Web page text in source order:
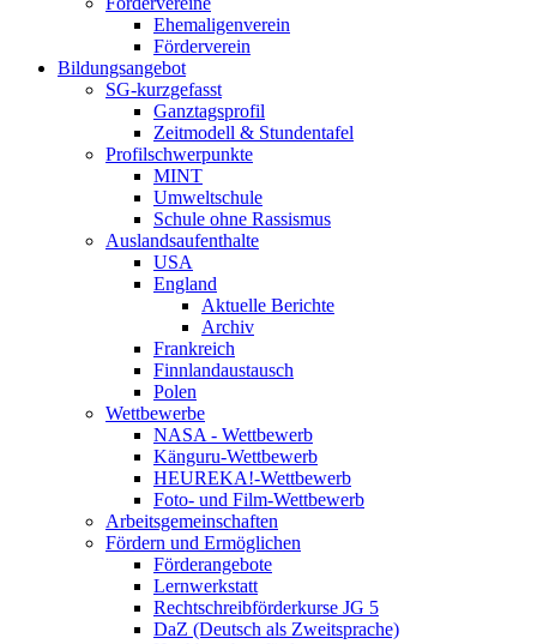
Ehemaligenverein
Förderverein
Bildungsangebot
SG-kurzgefasst
Ganztagsprofil
Zeitmodell & Stundentafel
Profilschwerpunkte
MINT
Umweltschule
Schule ohne Rassismus
Auslandsaufenthalte
USA
England
Aktuelle Berichte
Archiv
Frankreich
Finnlandaustausch
Polen
Wettbewerbe
NASA - Wettbewerb
Känguru-Wettbewerb
HEUREKA!-Wettbewerb
Foto- und Film-Wettbewerb
Arbeitsgemeinschaften
Fördern und Ermöglichen
Förderangebote
Lernwerkstatt
Rechtschreibförderkurse JG 5
DaZ (Deutsch als Zweitsprache)